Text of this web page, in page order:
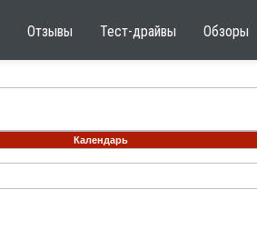
Отзывы Тест-драйвы Обзоры
Календарь